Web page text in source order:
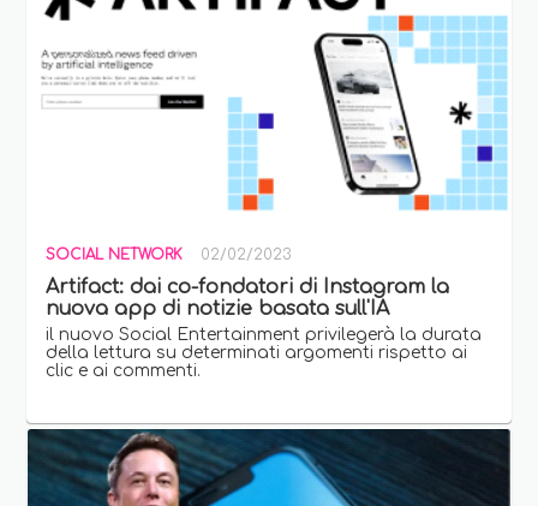
SOCIAL NETWORK 02/02/2023
Artifact: dai co-fondatori di Instagram la
nuova app di notizie basata sull'IA
il nuovo Social Entertainment privilegerà la durata
della lettura su determinati argomenti rispetto ai
clic e ai commenti.